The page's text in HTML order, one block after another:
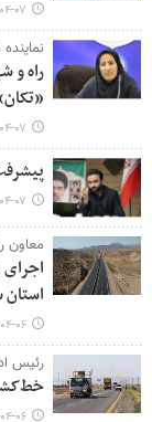
۱۴۰۵-
راه و
۱۴۰۵-
پیشرفت ۹۰ درصدی پروژه کمربندی
۱۴۰۵-
معاون
۱۴۰۵-
رئیس
خط‌کشی ۱۰۰کیلومتر از محور
۱۴۰۵-